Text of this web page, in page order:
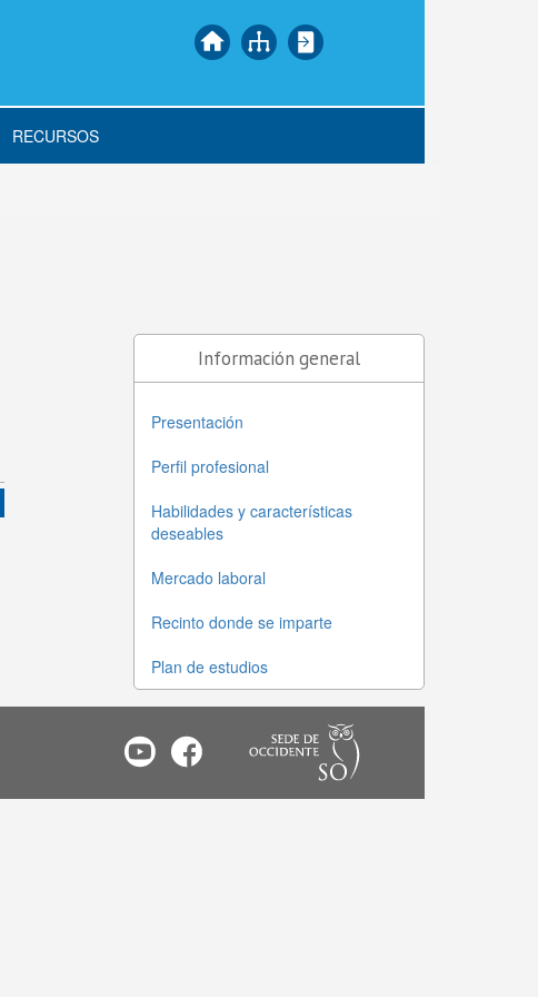
RECURSOS
Información general
Presentación
Perfil profesional
Habilidades y características
deseables
Mercado laboral
Recinto donde se imparte
Plan de estudios